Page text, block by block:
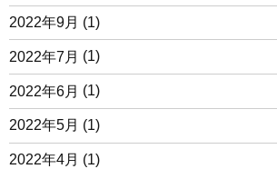
2022年9月 (1)
2022年7月 (1)
2022年6月 (1)
2022年5月 (1)
2022年4月 (1)